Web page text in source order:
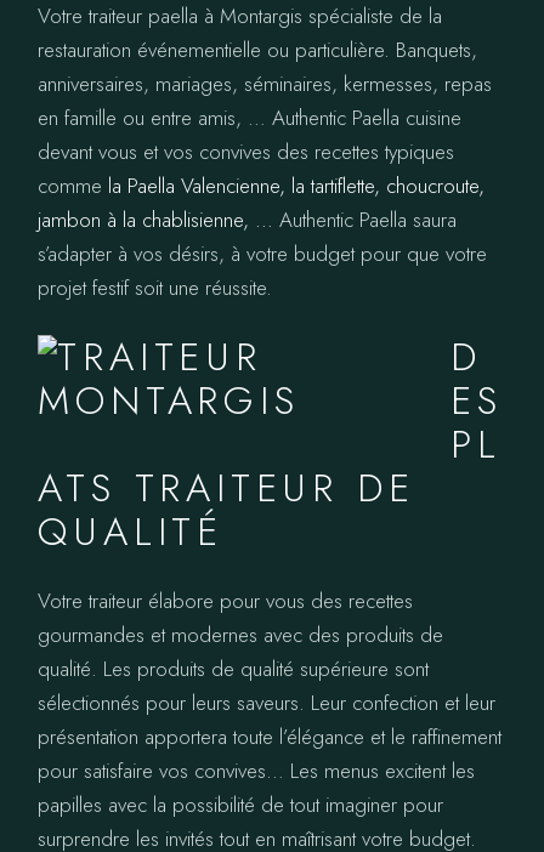
Votre traiteur paella à Montargis spécialiste de la
restauration événementielle ou particulière. Banquets,
anniversaires, mariages, séminaires, kermesses, repas
en famille ou entre amis, … Authentic Paella cuisine
devant vous et vos convives des recettes typiques
comme la Paella Valencienne, la tartiflette, choucroute,
jambon à la chablisienne, … Authentic Paella saura
s’adapter à vos désirs, à votre budget pour que votre
projet festif soit une réussite.
D
ES
PL
ATS TRAITEUR DE
QUALITÉ
Votre traiteur élabore pour vous des recettes
gourmandes et modernes avec des produits de
qualité. Les produits de qualité supérieure sont
sélectionnés pour leurs saveurs. Leur confection et leur
présentation apportera toute l’élégance et le raffinement
pour satisfaire vos convives… Les menus excitent les
papilles avec la possibilité de tout imaginer pour
surprendre les invités tout en maîtrisant votre budget.